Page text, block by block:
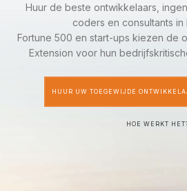
Huur de beste ontwikkelaars,
coders en consultants in
Fortune 500 en start-ups kiezen de
Extension voor hun
HUUR UW TOEGEWIJDE
HOE WERKT